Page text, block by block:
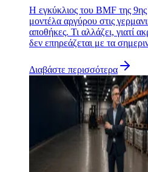
Η εγκύκλιος του BMF της
μοντέλα αργύρου στις
αποθήκες. Τι αλλάζει, γιατί
δεν επηρεάζεται με τα
Διαβάστε περισσότερα